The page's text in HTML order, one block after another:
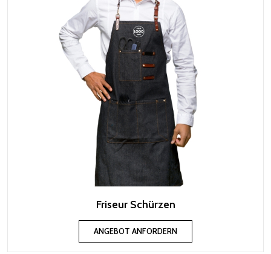
Friseur Schürzen
ANGEBOT ANFORDERN